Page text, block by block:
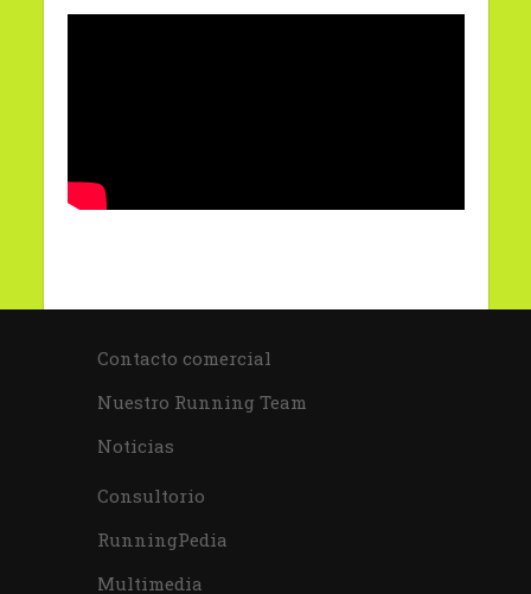
Contacto comercial
Nuestro Running Team
Noticias
Consultorio
RunningPedia
Multimedia